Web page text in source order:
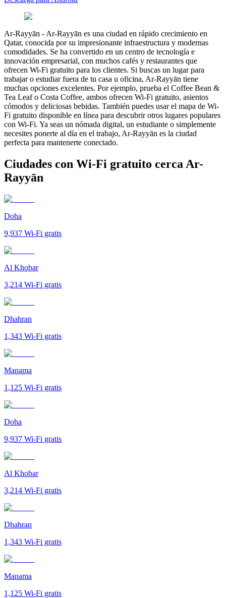
Ar-Rayyān - Ar-Rayyān es una ciudad en rápido crecimiento en
Qatar, conocida por su impresionante infraestructura y modernas
comodidades. Se ha convertido en un centro de tecnología e
innovación empresarial, con muchos cafés y restaurantes que
ofrecen Wi-Fi gratuito para los clientes. Si buscas un lugar para
trabajar o estudiar fuera de tu casa u oficina, Ar-Rayyān tiene
muchas opciones excelentes. Por ejemplo, prueba el Coffee Bean &
Tea Leaf o Costa Coffee, ambos ofrecen Wi-Fi gratuito, asientos
cómodos y deliciosas bebidas. También puedes usar el mapa de Wi-
Fi gratuito disponible en línea para descubrir otros lugares populares
con Wi-Fi. Ya seas un nómada digital, un estudiante o simplemente
necesites ponerte al día en el trabajo, Ar-Rayyān es la ciudad
perfecta para mantenerte conectado.
Ciudades con Wi-Fi gratuito cerca Ar-
Rayyān
Doha
9,937 Wi-Fi gratis
Al Khobar
3,214 Wi-Fi gratis
Dhahran
1,343 Wi-Fi gratis
Manama
1,125 Wi-Fi gratis
Doha
9,937 Wi-Fi gratis
Al Khobar
3,214 Wi-Fi gratis
Dhahran
1,343 Wi-Fi gratis
Manama
1,125 Wi-Fi gratis